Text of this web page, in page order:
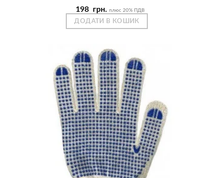
198 грн. плюс 20% ПДВ
ДОДАТИ В КОШИК